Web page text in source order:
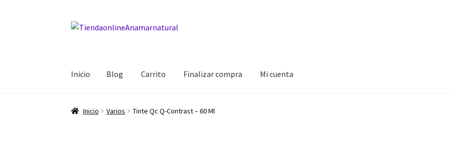
Ir
Ir
Inicio Blog Carrito Finalizar compra Mi cuenta
Inicio BlogCarritoFinalizar compra Mi cuenta
Inicio Varios Tinte Qc Q-Contrast – 60 Ml